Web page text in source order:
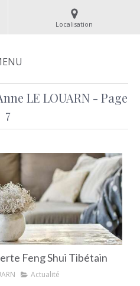
Localisation
LE LOUARN - Page
7
Feng Shui Tibétain
Actualité